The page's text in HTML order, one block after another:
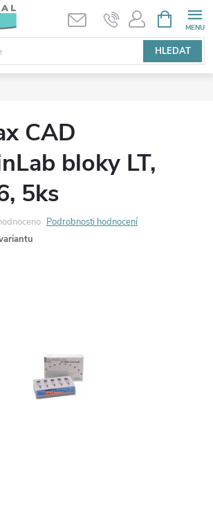
HLEDAT
NÁKUPNÍ
KOŠÍK
CAD
bloky LT,
5ks
Podrobnosti hodnocení